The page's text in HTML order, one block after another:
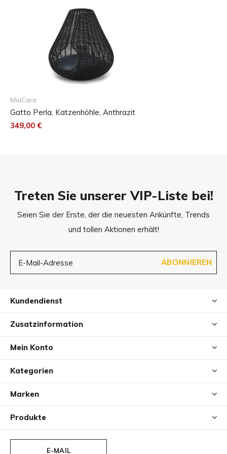
und gewährleisten in beiden Varianten Freude für Mensch
Abmessungen
Die Katzenhöhle Perla ist in einer Größe erhältlich.
MiaCara
Gatto Perla, Katzenhöhle, Anthrazit
349,00 €
Treten Sie unserer VIP-Liste bei!
Seien Sie der Erste, der die neuesten Ankünfte, Trends
und tollen Aktionen erhält!
ABONNIEREN
Kundendienst
Zusatzinformation
Mein Konto
Kategorien
Marken
Produkte
E-MAIL